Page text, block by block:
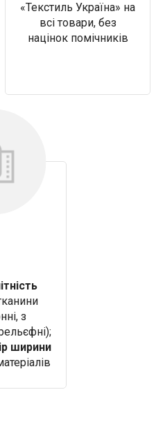
«Текстиль Україна» на
всі товари, без
націнок помічників
з
ширини